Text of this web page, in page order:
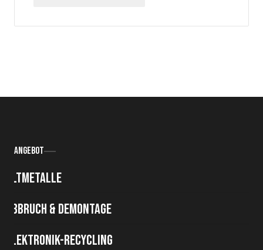
Angebot
Altmetalle
Abbruch & Demontage
Elektronik-Recycling